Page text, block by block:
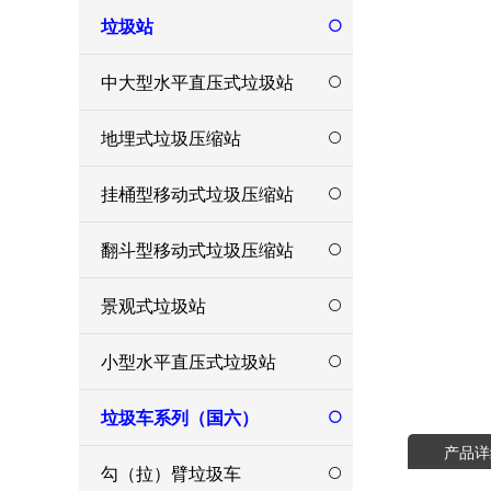
垃圾站
中大型水平直压式垃圾站
地埋式垃圾压缩站
挂桶型移动式垃圾压缩站
翻斗型移动式垃圾压缩站
景观式垃圾站
小型水平直压式垃圾站
垃圾车系列（国六）
勾（拉）臂垃圾车
产品